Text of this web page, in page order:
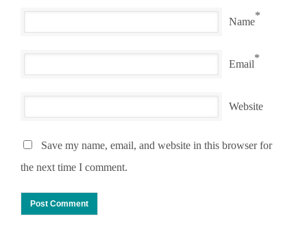
Name
*
Email
*
Website
Save my name, email, and website in this browser for
the next time I comment.